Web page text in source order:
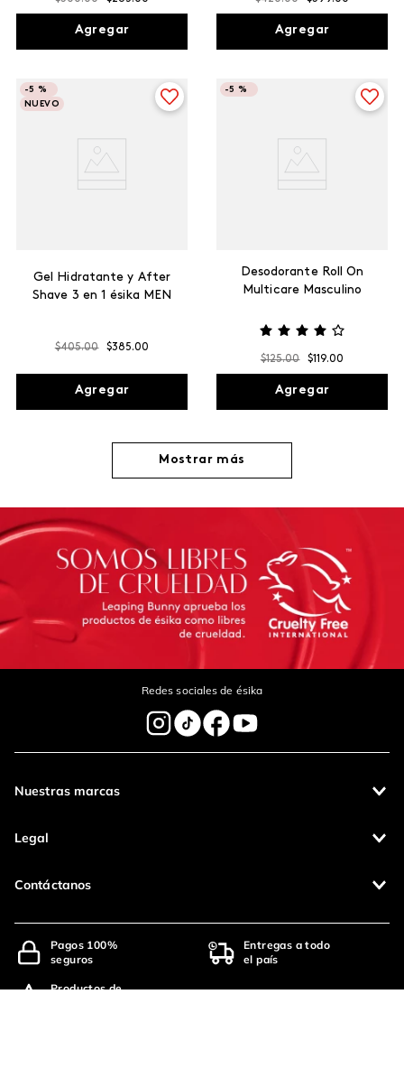
Agregar Agregar
Gel Hidratante y After
Shave 3 en 1 ésika MEN
-5 %
NUEVO
$405.00 $385.00
Agregar
Desodorante Roll On
Multicare Masculino
-5 %
$125.00 $119.00
Agregar
Mostrar más
Redes sociales de ésika
Nuestras marcas
Legal
Contáctanos
Pagos 100%
seguros
Entregas a todo
el país
Productos de